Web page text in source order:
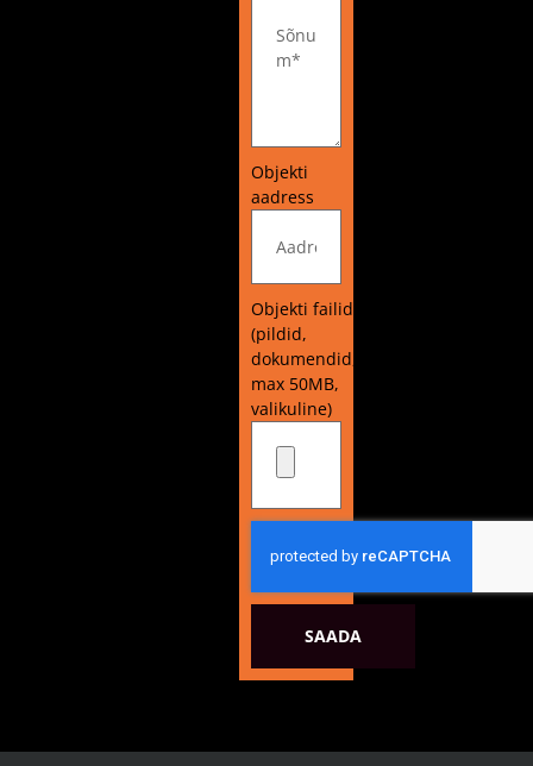
Objekti
aadress
Objekti failid
(pildid,
dokumendid,
max 50MB,
valikuline)
SAADA